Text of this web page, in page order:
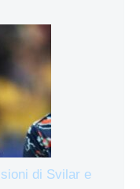
di Svilar e